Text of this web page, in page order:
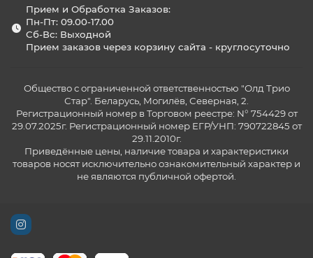
Прием и Обработка Заказов:
Пн-Пт: 09.00-17.00
Сб-Вс: Выходной
Прием заказов через корзину сайта - круглосуточно
Общество с ограниченной ответственностью "Олд Трио
Стар". Беларусь, Могилёв, Северная, 2.
Регистрационный номер в Торговом реестре: N° 754429 от
29.07.2025г. Регистрационный номер ЕГР/УНП: 790722845 от
29.11.2010г.
Приведённые цены, наличие товара и характеристики
товаров носят исключительно ознакомительный характер и
не являются публичной офертой.